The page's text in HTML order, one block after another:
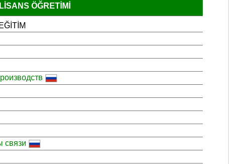
ÖĞRETIMI
EĞITIM
связи